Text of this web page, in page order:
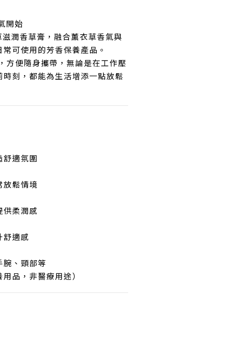
開始
潤香草膏，融合薰衣草香氣與
可使用的芳香保養產品。
方便隨身攜帶，無論是在工作壓
刻，都能為生活增添一點放鬆
舒適氛圍
放鬆情境
供柔潤感
舒適感
腕、頸部等
品，非醫療用途）